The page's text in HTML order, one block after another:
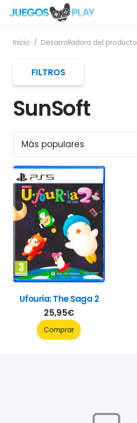
Inicio / Desarrolladora del producto
SunSoft
Ufouria: The Saga 2
25,95€
Comprar
FILTROS